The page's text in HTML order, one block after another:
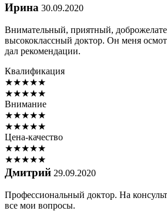
Ирина 30.09.2020
Внимательный, приятный,
высококлассный доктор. Он меня
дал рекомендации.
Квалификация
★★★★★
★★★★★
Внимание
★★★★★
★★★★★
Цена-качество
★★★★★
★★★★★
Дмитрий 29.09.2020
Профессиональный доктор. На
все мои вопросы.